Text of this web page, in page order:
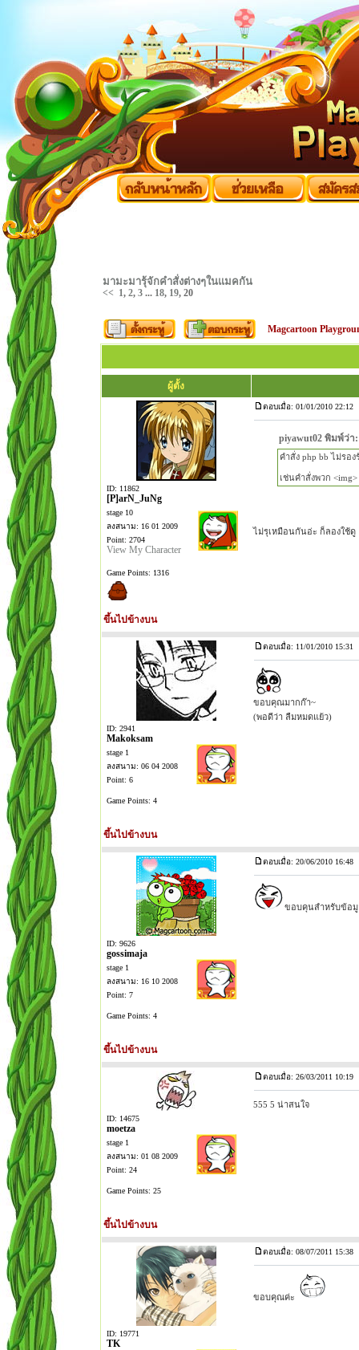
มามะมารุ้จักคำสั่งต่างๆในแมคกัน
<< 1,2,3 ... 18, 19,20
Magcartoon
ผู้ตั้ง
ID: 11862
[P]arN_JuNg
stage 10
ลงสนาม: 16 01 2009
Point: 2704
View My Character
Game Points: 1316
ตอบเมื่อ: 01/01/2010 22:12
piyawut02 พิมพ์ว่า:
คำสั่ง php bb ไม่รอ
เช่นคำสั่งพวก
ไม่รุเหมือนกันอ่ะ ก็ลองใช้ดู
ขึ้นไปข้างบน
ID: 2941
Makoksam
stage 1
ลงสนาม: 06 04 2008
Point: 6
Game Points: 4
ตอบเมื่อ: 11/01/2010 15:31
ขอบคุณมากก๊า~
(พอดีว่า ลืมหมดแย้ว)
ขึ้นไปข้างบน
ID: 9626
gossimaja
stage 1
ลงสนาม: 16 10 2008
Point: 7
Game Points: 4
ตอบเมื่อ: 20/06/2010 16:48
ขอบคุนสำหรับข้อมู
ขึ้นไปข้างบน
ID: 14675
moetza
stage 1
ลงสนาม: 01 08 2009
Point: 24
Game Points: 25
ตอบเมื่อ: 26/03/2011 10:19
555 5 น่าสนใจ
ขึ้นไปข้างบน
ID: 19771
TK
ตอบเมื่อ: 08/07/2011 15:38
ขอบคุณค่ะ